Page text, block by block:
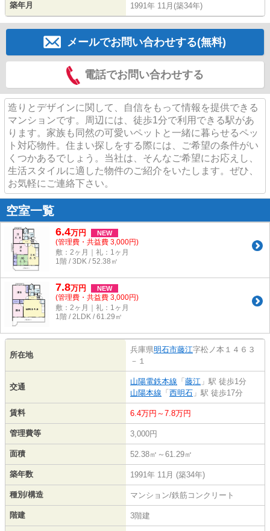
築年月 1991年 11月(築34年)
メールでお問い合わせする(無料)
電話でお問い合わせする
造りとデザインに関して、自信をもって情報を提供できる
マンションです。周辺には、徒歩1分で利用できる駅があ
ります。家族も同然の可愛いペットと一緒に暮らせるペッ
ト対応物件。住まい探しをする際には、ご希望の条件がい
くつかあるでしょう。当社は、そんなご希望にお応えし、
生活スタイルに適した物件のご紹介をいたします。ぜひ、
お気軽にご連絡下さい。
空室一覧
6.4万円 NEW
(管理費・共益費 3,000円)
敷：2ヶ月｜礼：1ヶ月
1階 / 3DK / 52.38㎡
7.8万円 NEW
(管理費・共益費 3,000円)
敷：2ヶ月｜礼：1ヶ月
1階 / 2LDK / 61.29㎡
所在地
兵庫県明石市藤江字松ノ本１４６３
－１
交通
山陽電鉄本線 「 藤江 」駅 徒歩1分
山陽本線 「 西明石 」駅 徒歩17分
賃料 6.4万円～7.8万円
管理費等 3,000円
面積 52.38㎡～61.29㎡
築年数 1991年 11月 (築34年)
種別/構造 マンション/鉄筋コンクリート
階建 3階建